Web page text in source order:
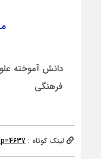
دانش آموخته
فرهنگی
لینک کوتاه :